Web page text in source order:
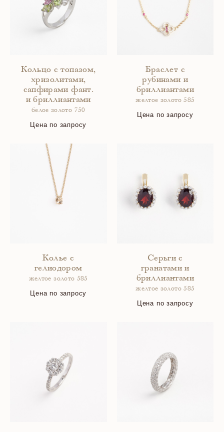
Кольцо с топазом,
хризолитами,
сапфирами фант.
и бриллиантами
белое золото 750
Цена по запросу
Браслет с
рубинами и
бриллиантами
желтое золото 585
Цена по запросу
Колье с
гелиодором
желтое золото 585
Цена по запросу
Серьги с
гранатами и
бриллиантами
желтое золото 585
Цена по запросу